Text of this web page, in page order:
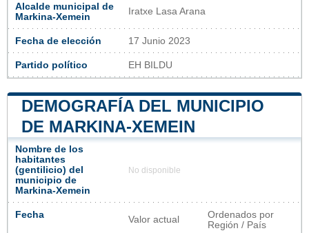
Alcalde municipal de
Markina-Xemein
Iratxe Lasa Arana
Fecha de elección 17 Junio 2023
Partido político EH BILDU
DEMOGRAFÍA DEL MUNICIPIO
DE MARKINA-XEMEIN
Nombre de los
habitantes
(gentilicio) del
municipio de
Markina-Xemein
No disponible
Fecha Valor actual
Ordenados por
Región / País